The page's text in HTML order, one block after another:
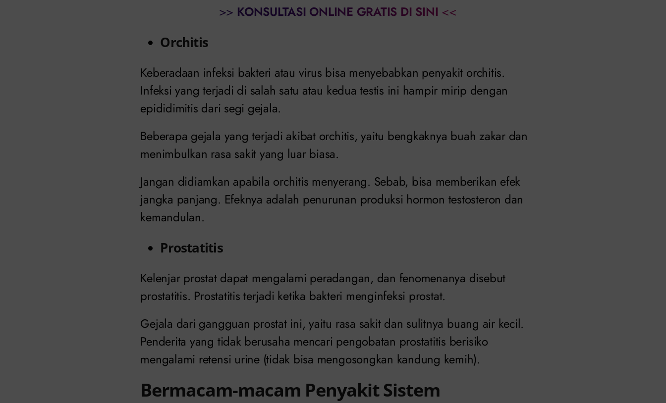
>> KONSULTASI ONLINE GRATIS DI SINI <<
Orchitis
Keberadaan infeksi bakteri atau virus bisa menyebabkan penyakit orchitis.
Infeksi yang terjadi di salah satu atau kedua testis ini hampir mirip dengan
epididimitis dari segi gejala.
Beberapa gejala yang terjadi akibat orchitis, yaitu bengkaknya buah zakar dan
menimbulkan rasa sakit yang luar biasa.
Jangan didiamkan apabila orchitis menyerang. Sebab, bisa memberikan efek
jangka panjang. Efeknya adalah penurunan produksi hormon testosteron dan
kemandulan.
Prostatitis
Kelenjar prostat dapat mengalami peradangan, dan fenomenanya disebut
prostatitis. Prostatitis terjadi ketika bakteri menginfeksi prostat.
Gejala dari gangguan prostat ini, yaitu rasa sakit dan sulitnya buang air kecil.
Penderita yang tidak berusaha mencari pengobatan prostatitis berisiko
mengalami retensi urine (tidak bisa mengosongkan kandung kemih).
Bermacam-macam Penyakit Sistem